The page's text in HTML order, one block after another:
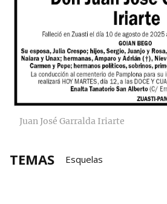
Juan José Garralda Iriarte
TEMAS Esquelas